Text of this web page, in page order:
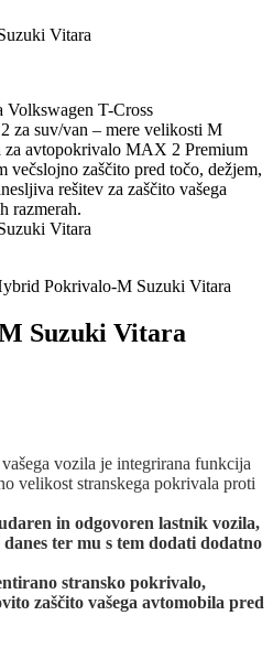
Pokrivalo-M Suzuki Vitara
Suzuki Vitara
vozila je integrirana funkcija
velikost stranskega pokrivala proti
in odgovoren lastnik vozila,
ter mu s tem dodati dodatno
stransko pokrivalo,
zaščito vašega avtomobila pred